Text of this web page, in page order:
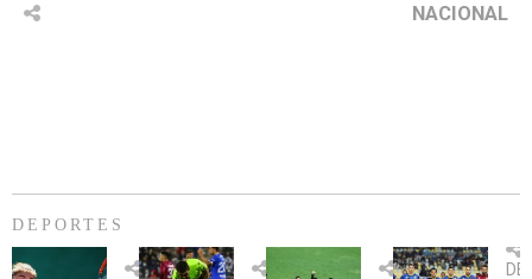
NACIONAL
DEPORTES
Billie
U.
Copa